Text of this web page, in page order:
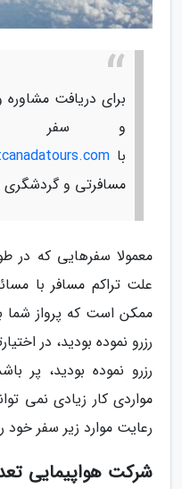
برای دریافت
و سفر
با
مسافرتی و گردشگری
معمولا سفرهایی که در
علت تراکم مسافر با
ممکن است که پرواز شما
رزرو نموده بودید، در
رزرو نموده بودید، پر
مواردی کار زیادی نمی
رعایت موارد زیر سفر خود
شرکت هواپیمایی